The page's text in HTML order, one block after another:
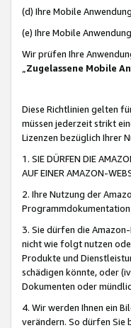
(d) Ihre Mobile
(e) Ihre Mobile
Wir prüfen Ihre
„Zugelassene Mobile
Diese Richtlinien gelten
müssen jederzeit strikt
Lizenzen bezüglich Ihrer
1. SIE DÜRFEN DIE
AUF EINER AMAZON-
2. Ihre Nutzung der
Programmdokumentation
3. Sie dürfen die
nicht wie folgt nutzen
Produkte und
schädigen könnte, oder
Dokumenten oder
4. Wir werden Ihnen ein
verändern. So dürfen Sie